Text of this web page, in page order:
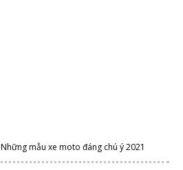
Những mẫu xe moto đáng chú ý 2021